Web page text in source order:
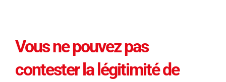
Vous ne pouvez pas
contester la légitimité de